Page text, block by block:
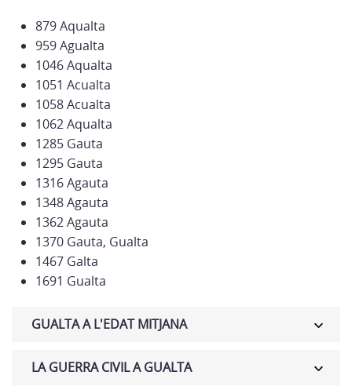
879 Aqualta
959 Agualta
1046 Aqualta
1051 Acualta
1058 Acualta
1062 Aqualta
1285 Gauta
1295 Gauta
1316 Agauta
1348 Agauta
1362 Agauta
1370 Gauta, Gualta
1467 Galta
1691 Gualta
GUALTA A L'EDAT MITJANA
LA GUERRA CIVIL A GUALTA